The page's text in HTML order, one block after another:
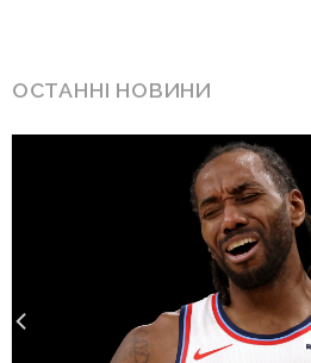
ОСТАННІ НОВИНИ